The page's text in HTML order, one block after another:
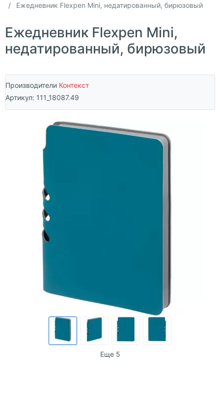
Ежедневник Flexpen Mini, недатированный, бирюзовый
Ежедневник Flexpen Mini,
недатированный, бирюзовый
Производители Контекст
Артикул: 111_18087.49
Еще 5